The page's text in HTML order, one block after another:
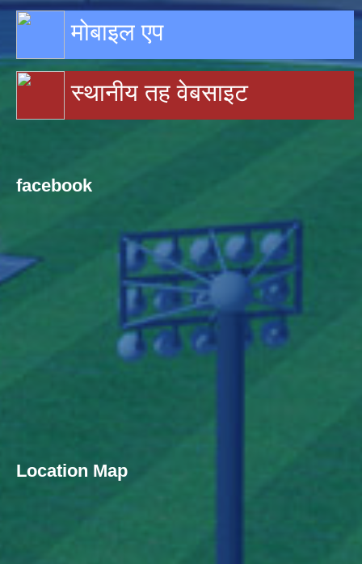
मोबाइल एप
स्थानीय तह वेबसाइट
facebook
Location Map